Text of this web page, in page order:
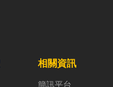
機無法應付高
相關資訊
簡訊平台